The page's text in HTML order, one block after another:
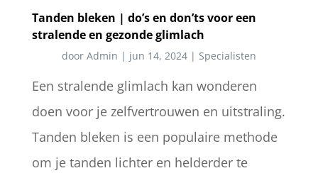
Tanden bleken | do’s en don’ts voor een
stralende en gezonde glimlach
door Admin | jun 14, 2024| Specialisten
Een stralende glimlach kan wonderen
doen voor je zelfvertrouwen en uitstraling.
Tanden bleken is een populaire methode
om je tanden lichter en helderder te